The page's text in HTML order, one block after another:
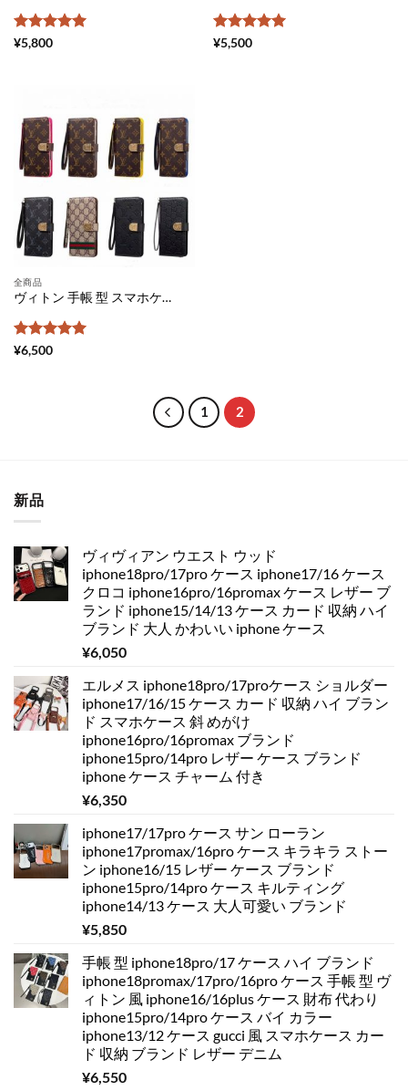
5段階中
¥5,800 5段階中
¥5,500
全商品
ヴィトン 手帳 型 スマホケース 全 機種 対応 xperia ケース おしゃれ ギャラクシーケース かわいい アンドロイド スマホケース gucci コピー エクスペリア 携帯 カバー aquos センス 3 iphone ケース 手帳 メンズ 激安
5段階中
¥6,500
1 2
新品
ヴィヴィアン ウエスト ウッド
iphone18pro/17pro ケース iphone17/16 ケース
クロコ iphone16pro/16promax ケース レザー ブ
ランド iphone15/14/13 ケース カード 収納 ハイ
ブランド 大人 かわいい iphone ケース
¥6,050
エルメス iphone18pro/17proケース ショルダー
iphone17/16/15 ケース カード 収納 ハイ ブラン
ド スマホケース 斜 めがけ
iphone16pro/16promax ブランド
iphone15pro/14pro レザー ケース ブランド
iphone ケース チャーム 付き
¥6,350
iphone17/17pro ケース サン ローラン
iphone17promax/16pro ケース キラキラ ストー
ン iphone16/15 レザー ケース ブランド
iphone15pro/14pro ケース キルティング
iphone14/13 ケース 大人可愛い ブランド
¥5,850
手帳 型 iphone18pro/17 ケース ハイ ブランド
iphone18promax/17pro/16pro ケース 手帳 型 ヴ
ィトン 風 iphone16/16plus ケース 財布 代わり
iphone15pro/14pro ケース バイ カラー
iphone13/12 ケース gucci 風 スマホケース カー
ド 収納 ブランド レザー デニム
¥6,550